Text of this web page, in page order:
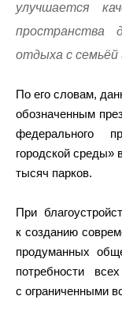
улучшается
пространства
отдыха с семьёй
По его словам,
обозначенным
федерального
городской среды»
тысяч парков.
При
к созданию
продуманных
потребности
с ограниченными